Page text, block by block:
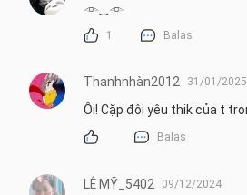
𓁹‿𓁹
1 Balas
Thanhnhàn2012 31/01/2025
Ôi! Cặp đôi yêu thik của t
Balas
LỆ MỸ_5402 09/12/2024